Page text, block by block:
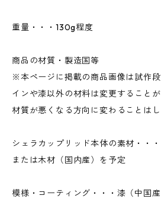
重量・・・130g程度
商品の材質・製造国等
※本ページに掲載の商品画像は試作
インや漆以外の材料は変更すること
材質が悪くなる方向に変わることはし
シェラカップリッド本体の素材・・
または木材（国内産）を予定
模様・コーティング・・・漆（中国